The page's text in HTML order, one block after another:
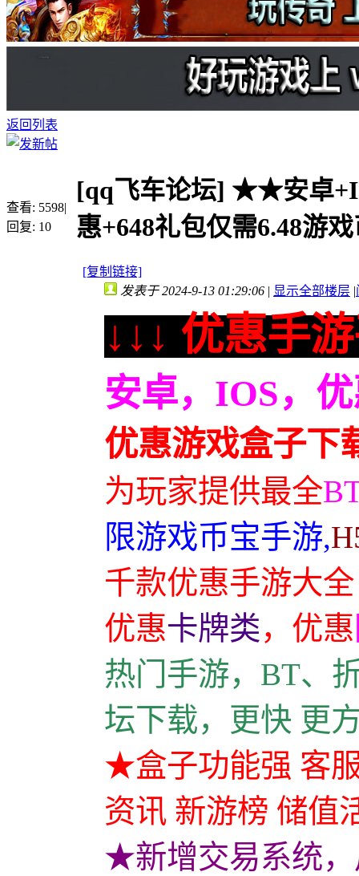
返回列表
查看: 5598|
回复: 10
[qq飞车论坛] ★★安卓
惠+648礼包仅需6.48游
[复制链接]
发表于 2024-9-13 01:29:06 | 显示全部楼层 |
↓↓↓ 优惠手
安卓，IOS，
优惠游戏盒子下
为玩家提供最全
限游戏币宝手游,
千款优惠手游大全
优惠卡牌类， 优惠
热门手游，BT、
坛下载，更快 更
★盒子功能强 客
资讯 新游榜 储值
★新增交易系统，